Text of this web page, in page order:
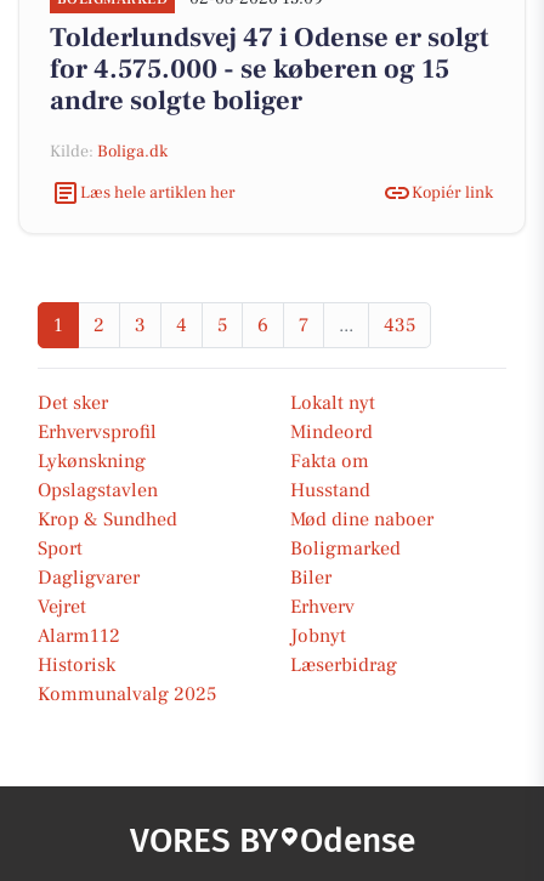
Tolderlundsvej 47 i Odense er solgt
for 4.575.000 - se køberen og 15
andre solgte boliger
Kilde: Boliga.dk
Læs hele artiklen her
Kopiér link
1 2 3 4 5 6 7 ... 435
Det sker
Lokalt nyt
Erhvervsprofil
Mindeord
Lykønskning
Fakta om
Opslagstavlen
Husstand
Krop & Sundhed
Mød dine naboer
Sport
Boligmarked
Dagligvarer
Biler
Vejret
Erhverv
Alarm112
Jobnyt
Historisk
Læserbidrag
Kommunalvalg 2025
VORES BY Odense